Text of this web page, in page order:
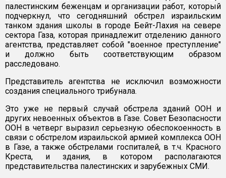
палестинским беженцам и организации работ, который
подчеркнул, что сегодняшний обстрел израильским
танком здания школы в городе Бейт-Лахия на севере
сектора Газа, которая принадлежит отделению данного
агентства, представляет собой "военное преступление"
и должно быть соответствующим образом
расследовано.
Представитель агентства не исключил возможности
создания специального трибунала.
Это уже не первый случай обстрела зданий ООН и
других невоенных объектов в Газе. Совет Безопасности
ООН в четверг выразил серьезную обеспокоенность в
связи с обстрелом израильской армией комплекса ООН
в Газе, а также обстрелами госпиталей, в т.ч. Красного
Креста, и здания, в котором располагаются
представительства палестинских и зарубежных СМИ.